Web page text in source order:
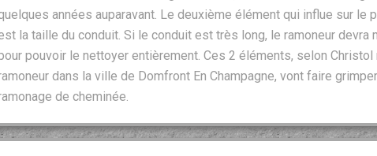
années auparavant. Le deuxième élément qui influe sur le
la taille du conduit. Si le conduit est très long, le ramoneur devra
pouvoir le nettoyer entièrement. Ces 2 éléments, selon Christol
dans la ville de Domfront En Champagne, vont faire
de cheminée.